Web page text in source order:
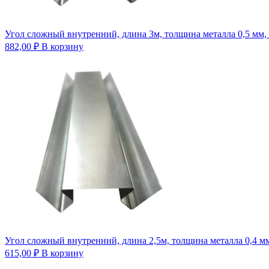
Угол сложный внутренний, длина 3м, толщина металла 0,5
882,00 ₽ В корзину
Угол сложный внутренний, длина 2,5м, толщина металла 0,4
615,00 ₽ В корзину